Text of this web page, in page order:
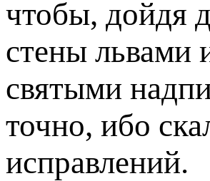
чтобы, дойдя
стены львами
святыми
точно, ибо
исправлений.